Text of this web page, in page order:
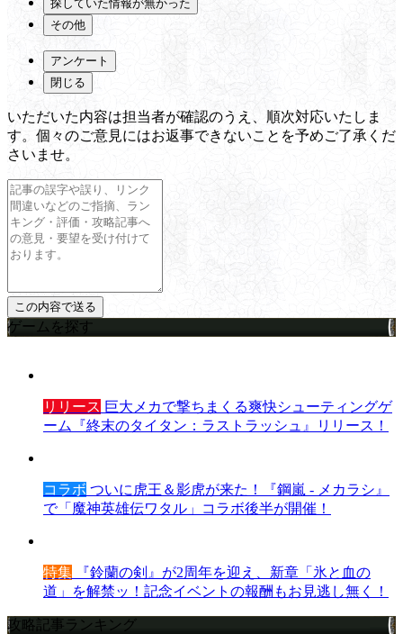
探していた情報が無かった
その他
アンケート
閉じる
いただいた内容は担当者が確認のうえ、順次対応いたしま
す。個々のご意見にはお返事できないことを予めご了承くだ
さいませ。
ゲームを探す
リリース 巨大メカで撃ちまくる爽快シューティングゲ
ーム『終末のタイタン：ラストラッシュ』リリース！
コラボ ついに虎王＆影虎が来た！『鋼嵐 - メカラシ』
で「魔神英雄伝ワタル」コラボ後半が開催！
特集 『鈴蘭の剣』が2周年を迎え、新章「氷と血の
道」を解禁ッ！記念イベントの報酬もお見逃し無く！
攻略記事ランキング